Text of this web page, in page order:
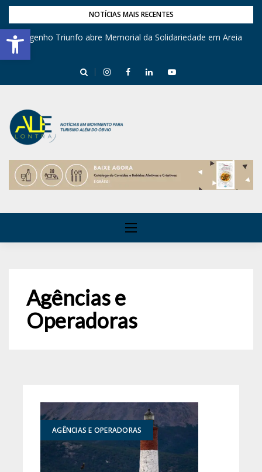
Barra de Ferramentas Aberta
NOTÍCIAS MAIS RECENTES
Engenho Triunfo abre Memorial da Solidariedade em Areia
Agências e
Operadoras
AGÊNCIAS E OPERADORAS